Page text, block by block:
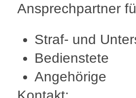
Ansprechpartner
Straf- und
Bedienstete
Angehörige